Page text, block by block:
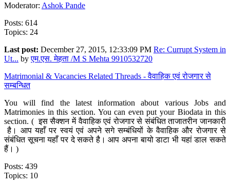
Moderator: Ashok Pande
Posts: 614
Topics: 24
Last post: December 27, 2015, 12:33:09 PM Re: Currupt System in
Ut... byएम.एस. मेहता /M S Mehta 9910532720
Matrimonial & Vacancies Related Threads - वैवाहिक एवं रोजगार से
सम्बन्धित
You will find the latest information about various Jobs and
Matrimonies in this section. You can even put your Biodata in this
section. ( इस सैक्शन में वैवाहिक एवं रोजगार से संबंधित ताजातरीन जानकारी
है। आप यहाँ पर स्वयं एवं अपने सगे सम्बंधियों के वैवाहिक और रोजगार से
संबंधित सूचना यहाँ पर दे सकते है। आप अपना बायो डाटा भी यहां डाल सकते
हैं। )
Posts: 439
Topics: 10